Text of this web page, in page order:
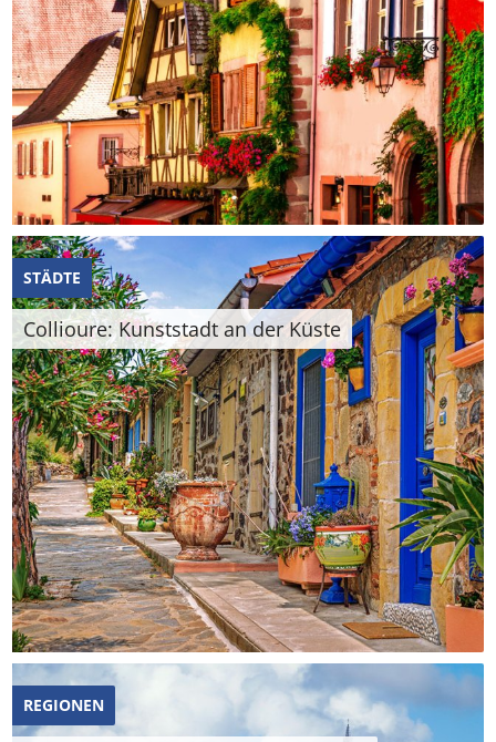
STÄDTE
Collioure: Kunststadt an der Küste
REGIONEN